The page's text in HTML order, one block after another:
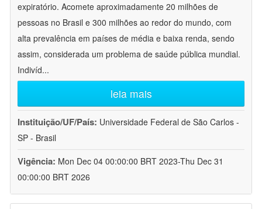
expiratório. Acomete aproximadamente 20 milhões de
pessoas no Brasil e 300 milhões ao redor do mundo, com
alta prevalência em países de média e baixa renda, sendo
assim, considerada um problema de saúde pública mundial.
Indivíd...
leia mais
Instituição/UF/País: Universidade Federal de São Carlos -
SP - Brasil
Vigência: Mon Dec 04 00:00:00 BRT 2023-Thu Dec 31
00:00:00 BRT 2026